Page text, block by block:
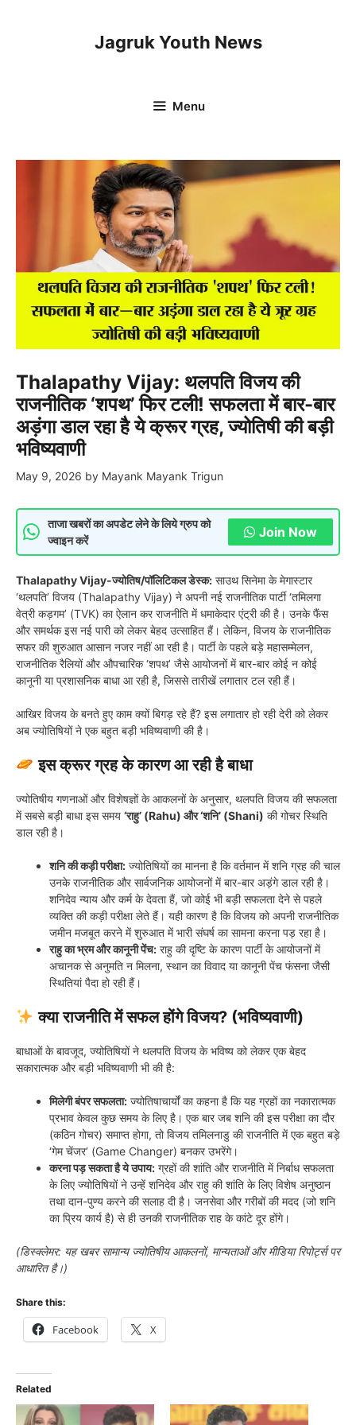
Jagruk Youth News
Menu
Thalapathy Vijay: थलपति विजय की
राजनीतिक ‘शपथ’ फिर टली! सफलता में बार-बार
अड़ंगा डाल रहा है ये क्रूर ग्रह, ज्योतिषी की बड़ी
भविष्यवाणी
May 9, 2026 by Mayank Mayank Trigun
ताजा खबरों का अपडेट लेने के लिये ग्रुप को
ज्वाइन करें
Join Now
Thalapathy Vijay-ज्योतिष/पॉलिटिकल डेस्क: साउथ सिनेमा के मेगास्टार
‘थलपति’ विजय (Thalapathy Vijay) ने अपनी नई राजनीतिक पार्टी ‘तमिलगा
वेत्री कड़गम’ (TVK) का ऐलान कर राजनीति में धमाकेदार एंट्री की है। उनके फैंस
और समर्थक इस नई पारी को लेकर बेहद उत्साहित हैं। लेकिन, विजय के राजनीतिक
सफर की शुरुआत आसान नजर नहीं आ रही है। पार्टी के पहले बड़े महासम्मेलन,
राजनीतिक रैलियों और औपचारिक ‘शपथ’ जैसे आयोजनों में बार-बार कोई न कोई
कानूनी या प्रशासनिक बाधा आ रही है, जिससे तारीखें लगातार टल रही हैं।
आखिर विजय के बनते हुए काम क्यों बिगड़ रहे हैं? इस लगातार हो रही देरी को लेकर
अब ज्योतिषियों ने एक बहुत बड़ी भविष्यवाणी की है।
इस क्रूर ग्रह के कारण आ रही है बाधा
ज्योतिषीय गणनाओं और विशेषज्ञों के आकलनों के अनुसार, थलपति विजय की सफलता
में सबसे बड़ी बाधा इस समय ‘राहु’ (Rahu) और ‘शनि’ (Shani) की गोचर स्थिति
डाल रही है।
शनि की कड़ी परीक्षा: ज्योतिषियों का मानना है कि वर्तमान में शनि ग्रह की चाल
उनके राजनीतिक और सार्वजनिक आयोजनों में बार-बार अड़ंगे डाल रही है।
शनिदेव न्याय और कर्म के देवता हैं, जो कोई भी बड़ी सफलता देने से पहले
व्यक्ति की कड़ी परीक्षा लेते हैं। यही कारण है कि विजय को अपनी राजनीतिक
जमीन मजबूत करने में शुरुआत में भारी संघर्ष का सामना करना पड़ रहा है।
राहु का भ्रम और कानूनी पेंच: राहु की दृष्टि के कारण पार्टी के आयोजनों में
अचानक से अनुमति न मिलना, स्थान का विवाद या कानूनी पेंच फंसना जैसी
स्थितियां पैदा हो रही हैं।
क्या राजनीति में सफल होंगे विजय? (भविष्यवाणी)
बाधाओं के बावजूद, ज्योतिषियों ने थलपति विजय के भविष्य को लेकर एक बेहद
सकारात्मक और बड़ी भविष्यवाणी भी की है:
मिलेगी बंपर सफलता: ज्योतिषाचार्यों का कहना है कि यह ग्रहों का नकारात्मक
प्रभाव केवल कुछ समय के लिए है। एक बार जब शनि की इस परीक्षा का दौर
(कठिन गोचर) समाप्त होगा, तो विजय तमिलनाडु की राजनीति में एक बहुत बड़े
‘गेम चेंजर’ (Game Changer) बनकर उभरेंगे।
करना पड़ सकता है ये उपाय: ग्रहों की शांति और राजनीति में निर्बाध सफलता
के लिए ज्योतिषियों ने उन्हें शनिदेव और राहु की शांति के लिए विशेष अनुष्ठान
तथा दान-पुण्य करने की सलाह दी है। जनसेवा और गरीबों की मदद (जो शनि
का प्रिय कार्य है) से ही उनकी राजनीतिक राह के कांटे दूर होंगे।
(डिस्क्लेमर: यह खबर सामान्य ज्योतिषीय आकलनों, मान्यताओं और मीडिया रिपोर्ट्स पर
आधारित है।)
Share this:
Facebook X
Related